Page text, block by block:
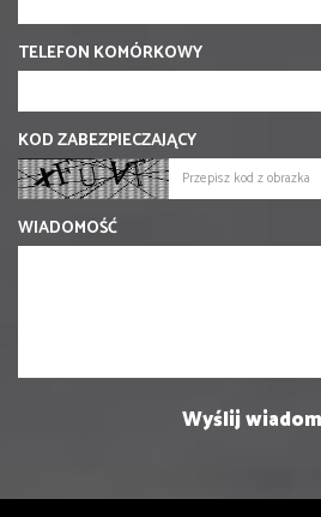
TELEFON KOMÓRKOWY
KOD ZABEZPIECZAJĄCY
WIADOMOŚĆ